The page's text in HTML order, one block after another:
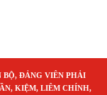
BỘ, ĐẢNG VIÊN PHẢI
KIỆM, LIÊM CHÍNH,